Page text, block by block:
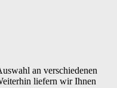
an verschiedenen
liefern wir Ihnen